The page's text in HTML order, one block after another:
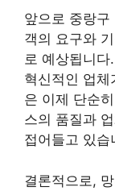
앞으로 중랑
객의 요구와
로 예상됩니
혁신적인 업
은 이제 단순
스의 품질과
접어들고 있습
결론적으로,